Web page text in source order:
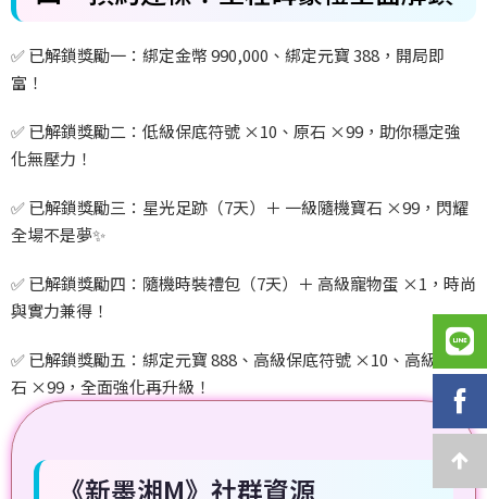
✅已解鎖獎勵一：綁定金幣 990,000 、綁定元寶 388 ，開局即
富！
✅已解鎖獎勵二：低級保底符號 ×10 、原石 ×99 ，助你穩定強
化無壓力！
✅已解鎖獎勵三：星光足跡（7天）＋ 一級隨機寶石 ×99 ，閃耀
全場不是夢✨
✅已解鎖獎勵四：隨機時裝禮包（7天）＋ 高級寵物蛋 ×1 ，時尚
與實力兼得！
✅已解鎖獎勵五：綁定元寶 888 、高級保底符號 ×10 、高級鑄靈
石 ×99 ，全面強化再升級！
《新墨湘M》社群資源